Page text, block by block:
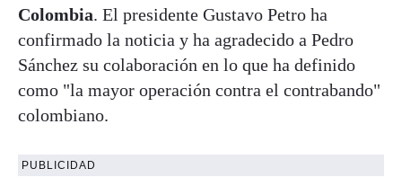
Colombia. El presidente Gustavo Petro ha
confirmado la noticia y ha agradecido a Pedro
Sánchez su colaboración en lo que ha definido
como "la mayor operación contra el contrabando"
colombiano.
PUBLICIDAD